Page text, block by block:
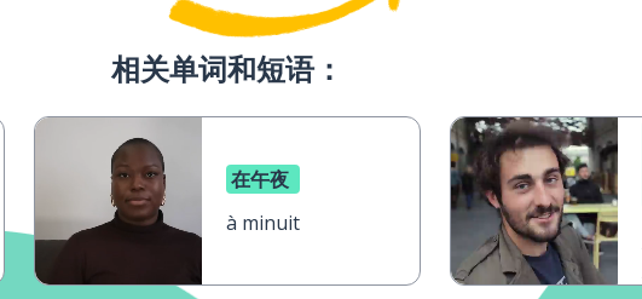
相关单词和短语：
在午夜
à minuit